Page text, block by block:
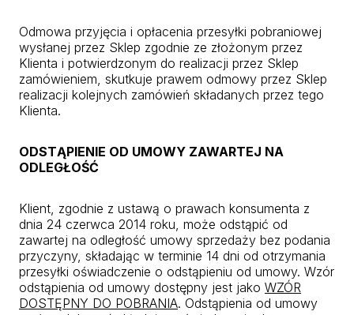
Odmowa przyjęcia i opłacenia przesyłki pobraniowej
wysłanej przez Sklep zgodnie ze złożonym przez
Klienta i potwierdzonym do realizacji przez Sklep
zamówieniem, skutkuje prawem odmowy przez Sklep
realizacji kolejnych zamówień składanych przez tego
Klienta.
ODSTĄPIENIE OD UMOWY ZAWARTEJ NA
ODLEGŁOŚĆ
Klient, zgodnie z ustawą o prawach konsumenta z
dnia 24 czerwca 2014 roku, może odstąpić od
zawartej na odległość umowy sprzedaży bez podania
przyczyny, składając w terminie 14 dni od otrzymania
przesyłki oświadczenie o odstąpieniu od umowy. Wzór
odstąpienia od umowy dostępny jest jako WZÓR
DOSTĘPNY DO POBRANIA. Odstąpienia od umowy